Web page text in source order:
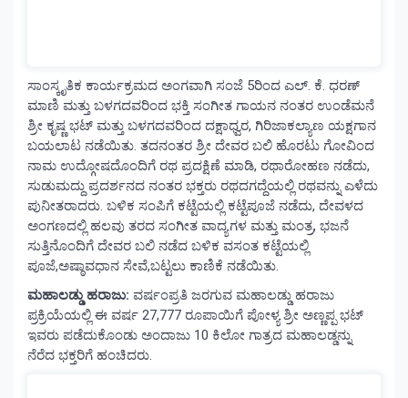
ಸಾಂಸ್ಕೃತಿಕ ಕಾರ್ಯಕ್ರಮದ ಅಂಗವಾಗಿ ಸಂಜೆ 5ರಿಂದ ಎಲ್. ಕೆ. ಧರಣ್
ಮಾಣಿ ಮತ್ತು ಬಳಗದವರಿಂದ ಭಕ್ತಿ ಸಂಗೀತ ಗಾಯನ ನಂತರ ಉಂಡೆಮನೆ
ಶ್ರೀ ಕೃಷ್ಣ ಭಟ್ ಮತ್ತು ಬಳಗದವರಿಂದ ದಕ್ಷಾಧ್ವರ, ಗಿರಿಜಾಕಲ್ಯಾಣ ಯಕ್ಷಗಾನ
ಬಯಲಾಟ ನಡೆಯಿತು. ತದನಂತರ ಶ್ರೀ ದೇವರ ಬಲಿ ಹೊರಟು ಗೋವಿಂದ
ನಾಮ ಉದ್ಗೋಷದೊಂದಿಗೆ ರಥ ಪ್ರದಕ್ಷಿಣೆ ಮಾಡಿ, ರಥಾರೋಹಣ ನಡೆದು,
ಸುಡುಮದ್ದು ಪ್ರದರ್ಶನದ ನಂತರ ಭಕ್ತರು ರಥದಗದ್ದೆಯಲ್ಲಿ ರಥವನ್ನು ಎಳೆದು
ಪುನೀತರಾದರು. ಬಳಿಕ ಸಂಪಿಗೆ ಕಟ್ಟೆಯಲ್ಲಿ ಕಟ್ಟೆಪೂಜೆ ನಡೆದು, ದೇವಳದ
ಅಂಗಣದಲ್ಲಿ ಹಲವು ತರದ ಸಂಗೀತ ವಾದ್ಯಗಳ ಮತ್ತು ಮಂತ್ರ, ಭಜನೆ
ಸುತ್ತಿನೊಂದಿಗೆ ದೇವರ ಬಲಿ ನಡೆದ ಬಳಿಕ ವಸಂತ ಕಟ್ಟೆಯಲ್ಲಿ
ಪೂಜೆ,ಅಷ್ಠಾವಧಾನ ಸೇವೆ,ಬಟ್ಟಲು ಕಾಣಿಕೆ ನಡೆಯಿತು.
ಮಹಾಲಡ್ಡು ಹರಾಜು: ವರ್ಷಂಪ್ರತಿ ಜರಗುವ ಮಹಾಲಡ್ಡು ಹರಾಜು
ಪ್ರಕ್ರಿಯೆಯಲ್ಲಿ ಈ ವರ್ಷ 27,777 ರೂಪಾಯಿಗೆ ಪೋಳ್ಯ ಶ್ರೀ ಅಣ್ಣಪ್ಪ ಭಟ್
ಇವರು ಪಡೆದುಕೊಂಡು ಅಂದಾಜು 10 ಕಿಲೋ ಗಾತ್ರದ ಮಹಾಲಡ್ಡನ್ನು
ನೆರೆದ ಭಕ್ತರಿಗೆ ಹಂಚಿದರು.